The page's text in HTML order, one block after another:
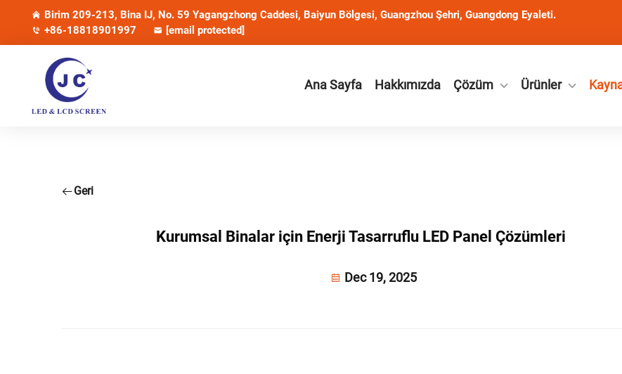
Birim 209-213, Bina IJ, No. 59 Yagangzhong Caddesi, Baiyun Bölgesi, Guangzhou Şehri, Guangdong Eyaleti.
+86-18818901997
[email protected]
Ana Sayfa Hakkımızda Çözüm Ürünler
Geri
Kurumsal Binalar için Enerji Tasarruflu LED Panel Çözümleri
Dec 19, 2025